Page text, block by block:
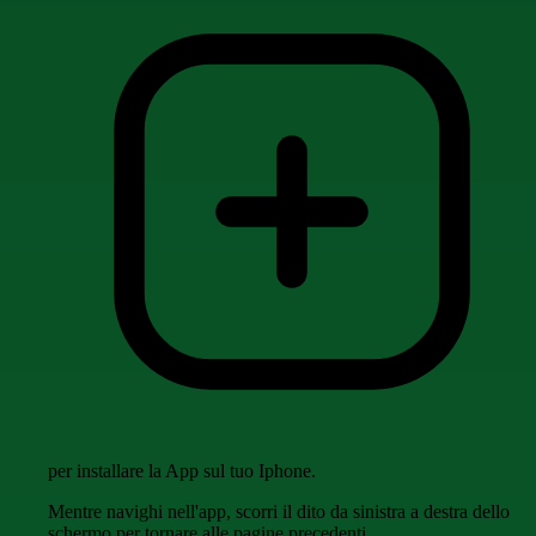
per installare la App sul tuo Iphone.
Mentre navighi nell'app, scorri il dito da sinistra a destra dello